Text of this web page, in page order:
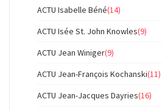
ACTU Isabelle Béné(14)
ACTU Isée St. John Knowles(9)
ACTU Jean Winiger(9)
ACTU Jean-François Kochanski(11)
ACTU Jean-Jacques Dayries(16)